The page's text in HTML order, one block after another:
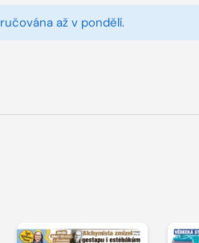
až v pondělí.